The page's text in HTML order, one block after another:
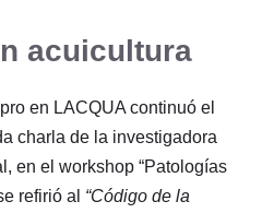
acuicultura
en LACQUA continuó el
charla de la investigadora
en el workshop “Patologías
refirió al “Código de la